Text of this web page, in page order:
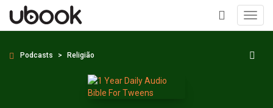
+
Podcasts Religião